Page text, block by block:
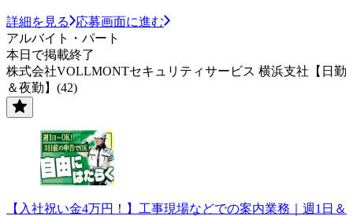
詳細を見る
応募画面に進む
アルバイト・パート
本日で掲載終了
株式会社VOLLMONTセキュリティサービス 横浜支社【日勤
＆夜勤】(42)
【入社祝い金4万円！】工事現場などでの案内業務｜週1日＆